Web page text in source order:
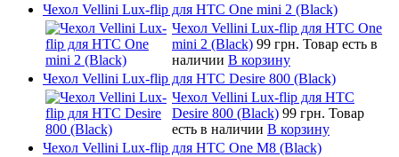
Чехол Vellini Lux-flip для HTC One mini 2 (Black)
Чехол Vellini Lux-flip для HTC One
mini 2 (Black) 99 грн. Товар есть в
наличии В корзину
Чехол Vellini Lux-flip для HTC Desire 800 (Black)
Чехол Vellini Lux-flip для HTC
Desire 800 (Black) 99 грн. Товар
есть в наличии В корзину
Чехол Vellini Lux-flip для HTC One M8 (Black)